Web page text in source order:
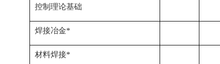
控制理论基础
焊接冶金*
材料焊接*